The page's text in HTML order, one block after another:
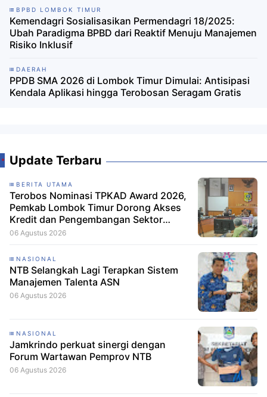
BPBD LOMBOK TIMUR
Kemendagri Sosialisasikan Permendagri 18/2025:
Ubah Paradigma BPBD dari Reaktif Menuju Manajemen
Risiko Inklusif
DAERAH
PPDB SMA 2026 di Lombok Timur Dimulai: Antisipasi
Kendala Aplikasi hingga Terobosan Seragam Gratis
Update Terbaru
BERITA UTAMA
Terobos Nominasi TPKAD Award 2026,
Pemkab Lombok Timur Dorong Akses
Kredit dan Pengembangan Sektor
Porang
06 Agustus 2026
NASIONAL
NTB Selangkah Lagi Terapkan Sistem
Manajemen Talenta ASN
06 Agustus 2026
NASIONAL
Jamkrindo perkuat sinergi dengan
Forum Wartawan Pemprov NTB
06 Agustus 2026